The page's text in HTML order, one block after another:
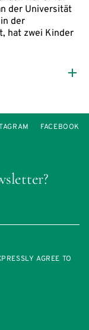
der Universität
der
hat zwei Kinder
AGREE TO
FACEBOOK